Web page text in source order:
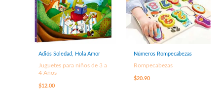
Adiós Soledad, Hola Amor
Juguetes para niños de 3 a
4 Años
$12.00
Números Rompecabezas
Rompecabezas
$20.90